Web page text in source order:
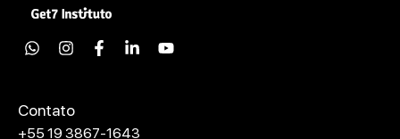
Contato
+55 19 3867-1643